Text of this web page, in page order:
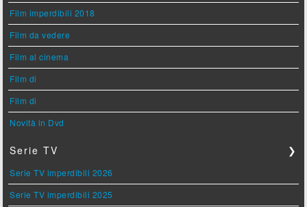
Film imperdibili 2018
Film da vedere
Film al cinema
Film di
Film di
Novità in Dvd
Serie TV ❯
Serie TV imperdibili 2026
Serie TV imperdibili 2025